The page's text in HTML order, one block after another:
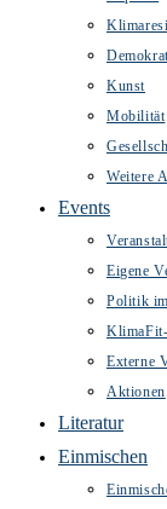
Kunst
Mobilität
Weitere
Events
Eigene
Politik
Externe
Aktionen
Literatur
Einmischen